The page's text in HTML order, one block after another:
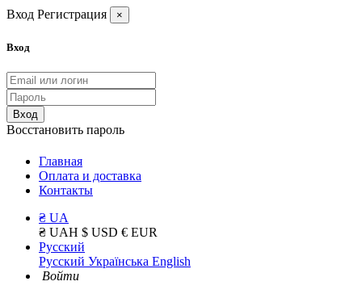
Вход Регистрация ×
Вход
Вход
Восстановить пароль
Главная
Оплата и доставка
Контакты
₴ UA
₴ UAH $ USD € EUR
Русский
Русский Українська English
Войти